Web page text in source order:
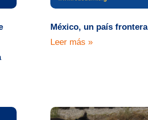
México, un país frontera
Leer más »